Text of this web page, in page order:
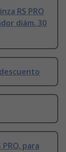
RS PRO
diám. 30
para